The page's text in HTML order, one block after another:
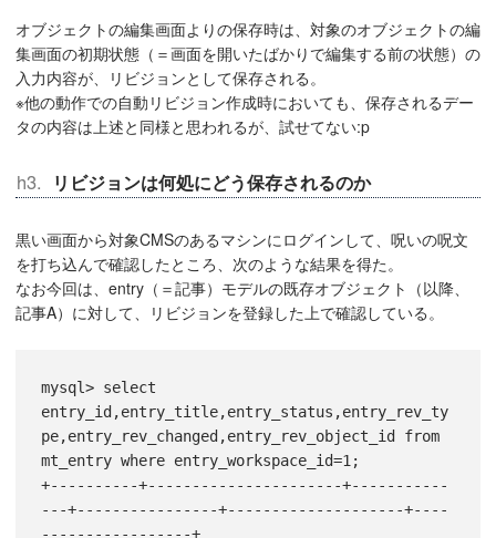
オブジェクトの編集画面よりの保存時は、対象のオブジェクトの編
集画面の初期状態（＝画面を開いたばかりで編集する前の状態）の
入力内容が、リビジョンとして保存される。
※他の動作での自動リビジョン作成時においても、保存されるデー
タの内容は上述と同様と思われるが、試せてない:p
リビジョンは何処にどう保存されるのか
黒い画面から対象CMSのあるマシンにログインして、呪いの呪文
を打ち込んで確認したところ、次のような結果を得た。
なお今回は、entry（＝記事）モデルの既存オブジェクト（以降、
記事A）に対して、リビジョンを登録した上で確認している。
mysql> select
entry_id,entry_title,entry_status,entry_rev_ty
pe,entry_rev_changed,entry_rev_object_id from
mt_entry where entry_workspace_id=1;
+----------+----------------------+-----------
---+----------------+--------------------+----
-----------------+